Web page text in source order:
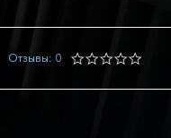
Отзывы: 0